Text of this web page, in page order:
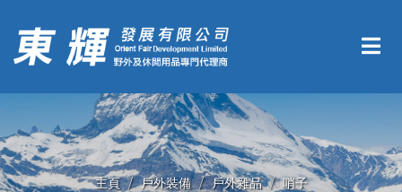
主頁 戶外裝備 戶外雜品 哨子